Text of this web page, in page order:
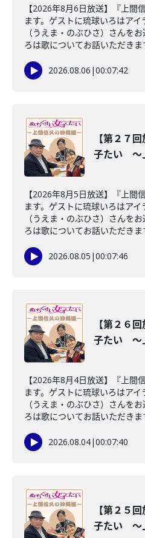
【2026年8月6日放送】『上間
ます。ゲストに琉球いろはア
（うえま・のぶひさ）さんを
ろは歌についてお話いただきま
2026.08.06 |00:07:42
【第２７
子たい ～
【2026年8月5日放送】『上間
ます。ゲストに琉球いろはア
（うえま・のぶひさ）さんを
ろは歌についてお話いただきま
2026.08.05 |00:07:46
【第２６
子たい ～
【2026年8月4日放送】『上間
ます。ゲストに琉球いろはア
（うえま・のぶひさ）さんを
ろは歌についてお話いただき
2026.08.04|00:07:40
【第２５
子たい ～